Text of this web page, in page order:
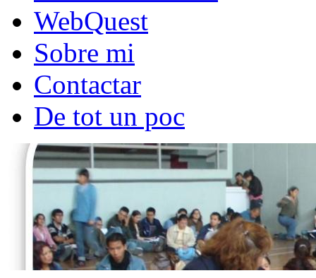
WebQuest
Sobre mi
Contactar
De tot un poc